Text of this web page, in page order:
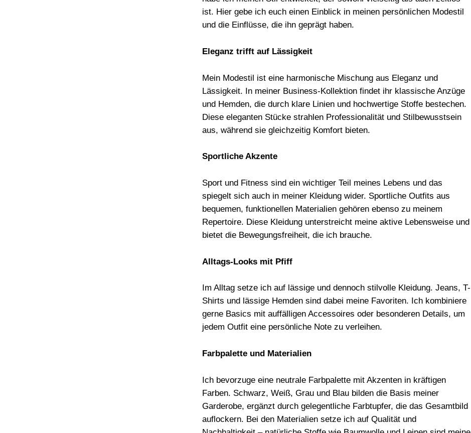
ist. Hier gebe ich euch einen Einblick in meinen persönlichen Modestil
und die Einflüsse, die ihn geprägt haben.
Eleganz trifft auf Lässigkeit
Mein Modestil ist eine harmonische Mischung aus Eleganz und
Lässigkeit. In meiner Business-Kollektion findet ihr klassische Anzüge
und Hemden, die durch klare Linien und hochwertige Stoffe bestechen.
Diese eleganten Stücke strahlen Professionalität und Stilbewusstsein
aus, während sie gleichzeitig Komfort bieten.
Sportliche Akzente
Sport und Fitness sind ein wichtiger Teil meines Lebens und das
spiegelt sich auch in meiner Kleidung wider. Sportliche Outfits aus
bequemen, funktionellen Materialien gehören ebenso zu meinem
Repertoire. Diese Kleidung unterstreicht meine aktive Lebensweise und
bietet die Bewegungsfreiheit, die ich brauche.
Alltags-Looks mit Pfiff
Im Alltag setze ich auf lässige und dennoch stilvolle Kleidung. Jeans, T-
Shirts und lässige Hemden sind dabei meine Favoriten. Ich kombiniere
gerne Basics mit auffälligen Accessoires oder besonderen Details, um
jedem Outfit eine persönliche Note zu verleihen.
Farbpalette und Materialien
Ich bevorzuge eine neutrale Farbpalette mit Akzenten in kräftigen
Farben. Schwarz, Weiß, Grau und Blau bilden die Basis meiner
Garderobe, ergänzt durch gelegentliche Farbtupfer, die das Gesamtbild
auflockern. Bei den Materialien setze ich auf Qualität und